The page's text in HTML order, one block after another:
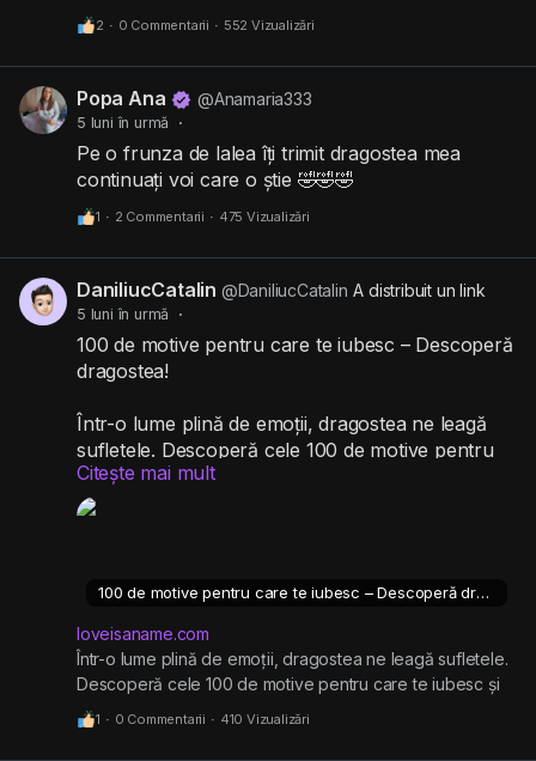
transforma emoțiile în mesaje de neuitat. Într-o lume
2 · 0 Commentarii · 552 Vizualizări
Popa Ana @Anamaria333
5 luni în urmă ·
Pe o frunza de lalea îți trimit dragostea mea
continuați voi care o știe 🤣🤣🤣
1 · 2 Commentarii · 475 Vizualizări
DaniliucCatalin @DaniliucCatalin A distribuit un link
5 luni în urmă ·
100 de motive pentru care te iubesc – Descoperă
dragostea!
Într-o lume plină de emoții, dragostea ne leagă
sufletele. Descoperă cele 100 de motive pentru
care te iubesc și lasă-te purtat de puterea
sentimentelor!
care-te-iubesc-descopera-dragostea/
Citește mai mult
100 de motive pentru care te iubesc – Descoperă dragostea!
loveisaname.com
Într-o lume plină de emoții, dragostea ne leagă sufletele.
Descoperă cele 100 de motive pentru care te iubesc și
lasă-te purtat de puterea sentimentelor!
1 · 0 Commentarii · 410 Vizualizări